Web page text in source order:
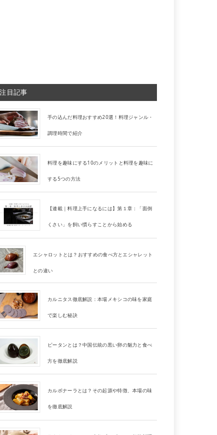
注目記事
手の込んだ料理おすすめ20選！料理ジャンル・
調理時間で紹介
料理を趣味にする10のメリットと料理を趣味に
する5つの方法
【連載｜料理上手になるには】第１章：「面倒
くさい」を飼い慣らすことから始める
エシャロットとは？おすすめの食べ方とエシャレット
との違い
カルニタス徹底解説：本場メキシコの味を家庭
で楽しむ秘訣
ピータンとは？中国伝統の黒い卵の魅力と食べ
方を徹底解説
カルボナーラとは？その起源や特徴、本場の味
を徹底解説